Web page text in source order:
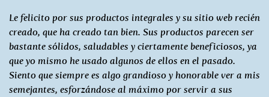
Le felicito por sus productos integrales y su sitio web recién
creado, que ha creado tan bien. Sus productos parecen ser
bastante sólidos, saludables y ciertamente beneficiosos, ya
que yo mismo he usado algunos de ellos en el pasado.
Siento que siempre es algo grandioso y honorable ver a mis
semejantes, esforzándose al máximo por servir a sus